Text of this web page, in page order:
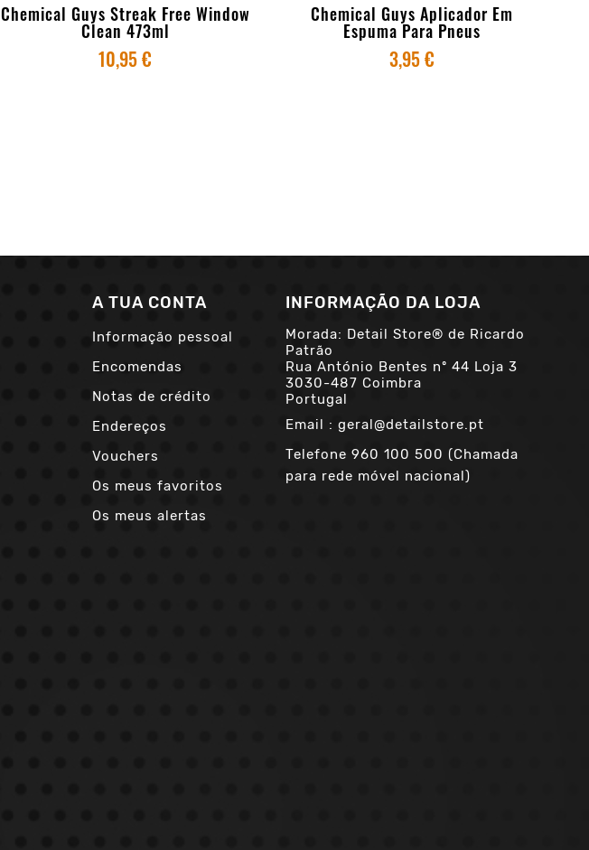
Chemical Guys Streak Free Window
Clean 473ml
10,95 €
Chemical Guys Aplicador Em
Espuma Para Pneus
3,95 €
A TUA CONTA
Informação pessoal
Encomendas
Notas de crédito
Endereços
Vouchers
Os meus favoritos
Os meus alertas
INFORMAÇÃO DA LOJA
Morada: Detail Store® de Ricardo
Patrão
Rua António Bentes nº 44 Loja 3
3030-487 Coimbra
Portugal
Email : geral@detailstore.pt
Telefone 960 100 500 (Chamada
para rede móvel nacional)